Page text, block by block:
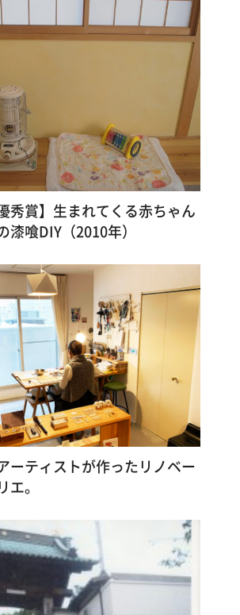
秀賞】生まれてくる赤ちゃん
漆喰DIY（2010年）
ーティストが作ったリノベー
エ。